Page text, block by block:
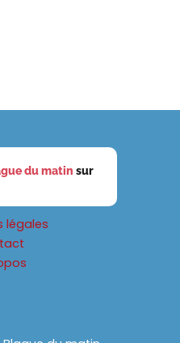
du matin sur
légales